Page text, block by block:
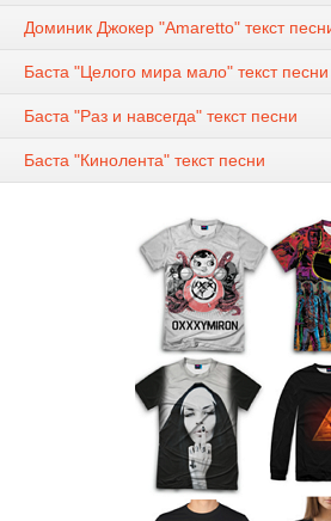
Доминик Джокер "Amaretto" текст
Баста "Целого мира мало" текст песни
Баста "Раз и навсегда" текст песни
Баста "Кинолента" текст песни